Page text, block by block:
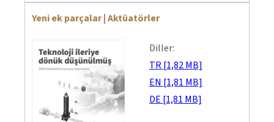
Yeni ek parçalar | Aktüatörler
Diller:
TR [1,82 MB]
EN [1,81 MB]
DE [1,81 MB]